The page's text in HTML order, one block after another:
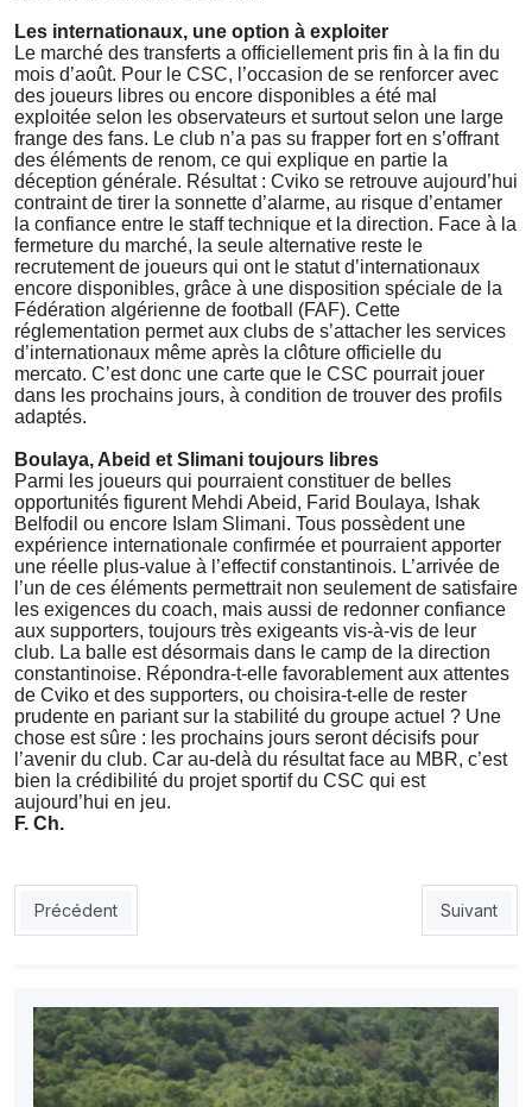
Les internationaux, une option à exploiter
Le marché des transferts a officiellement pris fin à la fin du
mois d’août. Pour le CSC, l’occasion de se renforcer avec
des joueurs libres ou encore disponibles a été mal
exploitée selon les observateurs et surtout selon une large
frange des fans. Le club n’a pas su frapper fort en s’offrant
des éléments de renom, ce qui explique en partie la
déception générale. Résultat : Cviko se retrouve aujourd’hui
contraint de tirer la sonnette d’alarme, au risque d’entamer
la confiance entre le staff technique et la direction. Face à la
fermeture du marché, la seule alternative reste le
recrutement de joueurs qui ont le statut d’internationaux
encore disponibles, grâce à une disposition spéciale de la
Fédération algérienne de football (FAF). Cette
réglementation permet aux clubs de s’attacher les services
d’internationaux même après la clôture officielle du
mercato. C’est donc une carte que le CSC pourrait jouer
dans les prochains jours, à condition de trouver des profils
adaptés.
Boulaya, Abeid et Slimani toujours libres
Parmi les joueurs qui pourraient constituer de belles
opportunités figurent Mehdi Abeid, Farid Boulaya, Ishak
Belfodil ou encore Islam Slimani. Tous possèdent une
expérience internationale confirmée et pourraient apporter
une réelle plus-value à l’effectif constantinois. L’arrivée de
l’un de ces éléments permettrait non seulement de satisfaire
les exigences du coach, mais aussi de redonner confiance
aux supporters, toujours très exigeants vis-à-vis de leur
club. La balle est désormais dans le camp de la direction
constantinoise. Répondra-t-elle favorablement aux attentes
de Cviko et des supporters, ou choisira-t-elle de rester
prudente en pariant sur la stabilité du groupe actuel ? Une
chose est sûre : les prochains jours seront décisifs pour
l’avenir du club. Car au-delà du résultat face au MBR, c’est
bien la crédibilité du projet sportif du CSC qui est
aujourd’hui en jeu.
F. Ch.
Article précédent : ESS : Hey essuie ses premières critiques
Précédent Article
Suivant